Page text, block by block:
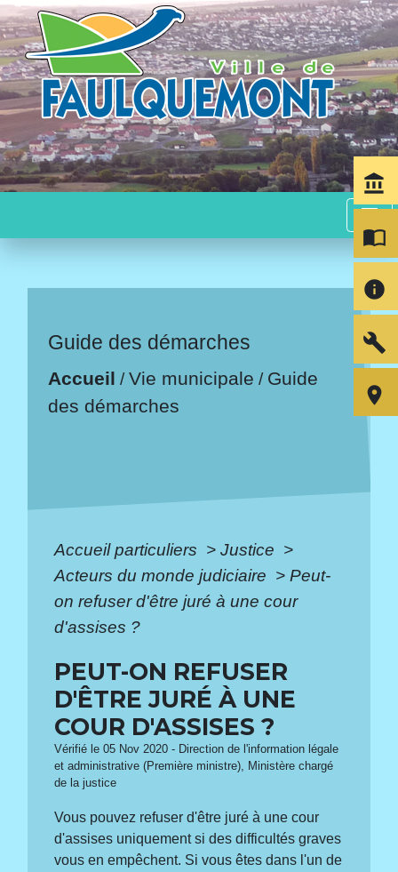
menu
Guide des démarches
Accueil /Vie municipale / Guide
des démarches
Accueil particuliers > Justice >
Acteurs du monde judiciaire > Peut-
on refuser d'être juré à une cour
d'assises ?
PEUT-ON REFUSER
D'ÊTRE JURÉ À UNE
COUR D'ASSISES ?
Vérifié le 05 Nov 2020 - Direction de l'information légale
et administrative (Première ministre), Ministère chargé
de la justice
Vous pouvez refuser d'être juré à une cour
d'assises uniquement si des difficultés graves
vous en empêchent. Si vous êtes dans l'un de
account_balance
import_contacts
info
build
room